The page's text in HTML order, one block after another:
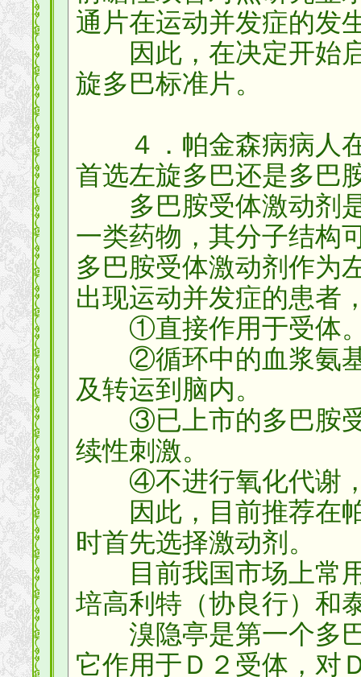
通片在运动并发症的发
因此，在决定开始启
旋多巴标准片。
４．帕金森病病人在
首选左旋多巴还是多巴
多巴胺受体激动剂是
一类药物，其分子结构
多巴胺受体激动剂作为
出现运动并发症的患者
①直接作用于受体
②循环中的血浆氨基
及转运到脑内。
③已上市的多巴胺受
续性刺激。
④不进行氧化代谢，
因此，目前推荐在帕
时首先选择激动剂。
目前我国市场上常用
培高利特（协良行）和
溴隐亭是第一个多巴
它作用于Ｄ２受体，对